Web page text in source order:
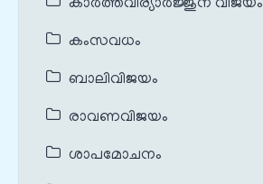
കാർത്തവീര്യാർജ്ജുന വിജയം
കംസവധം
ബാലിവിജയം
രാവണവിജയം
ശാപമോചനം